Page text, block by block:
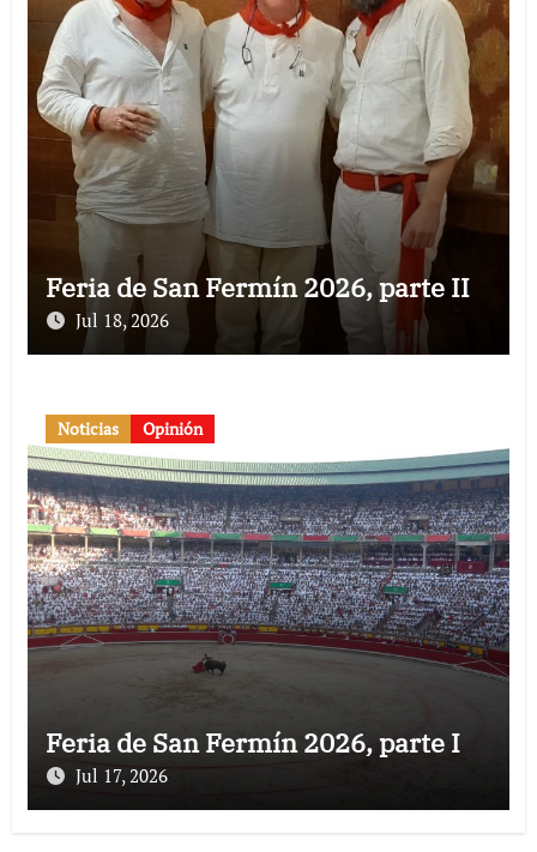
Feria de San Fermín 2026, parte II
Jul 18, 2026
Noticias Opinión
Feria de San Fermín 2026, parte I
Jul 17, 2026